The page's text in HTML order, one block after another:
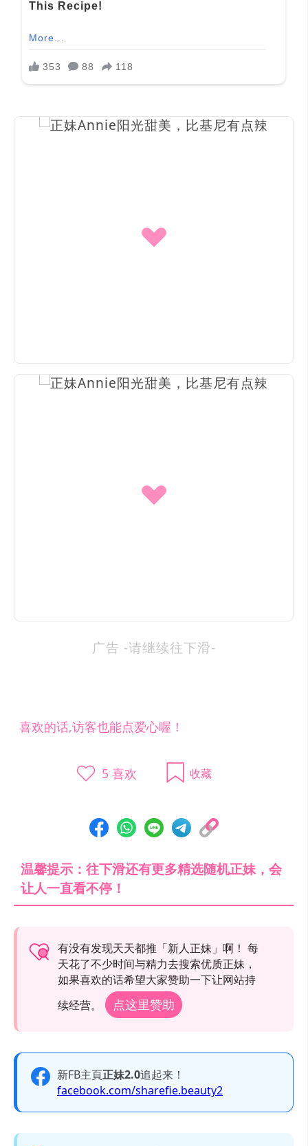
广告 -请继续往下滑-
喜欢的话,访客也能点爱心喔！
5 喜欢 收藏
温馨提示：往下滑还有更多精选随机正妹，会
让人一直看不停！
有没有发现天天都推「新人正妹」啊！ 每
天花了不少时间与精力去搜索优质正妹，
如果喜欢的话希望大家赞助一下让网站持
续经营。
点这里赞助
新FB主頁正妹2.0追起来！
facebook.com/sharefie.beauty2